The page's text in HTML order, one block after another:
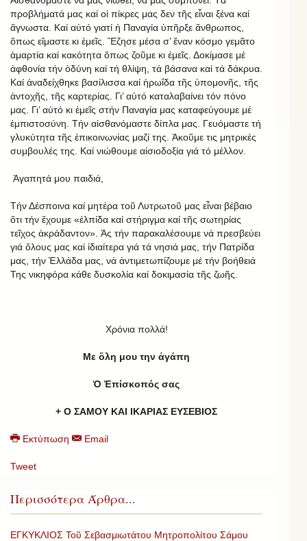
προβλήματά μας καί οἱ πίκρες μας δεν τῆς εἶναι ξένα καί
ἄγνωστα. Καί αὐτό γιατί ἡ Παναγία ὑπῆρξε ἄνθρωπος,
ὅπως εἴμαστε κι ἑμεῖς. Ἔζησε μέσα σ’ ἕναν κόσμο γεμᾶτο
ἁμαρτία καί κακότητα ὅπως ζοῦμε κι ἐμεῖς. Δοκίμασε μέ
ἀφθονία τήν ὀδύνη καί τή θλίψη, τά βάσανα καί τά δάκρυα.
Καί ἀναδείχθηκε βασίλισσα καί ἡρωΐδα τῆς ὑπομονῆς, τῆς
ἀντοχῆς, τῆς καρτερίας. Γι’ αὐτό καταλαβαίνει τόν πόνο
μας. Γι’ αὐτό κι ἐμεῖς στήν Παναγία μας καταφεύγουμε μέ
ἐμπιστοσύνη. Τήν αἰσθανόμαστε δίπλα μας. Γευόμαστε τή
γλυκύτητα τῆς ἐπικοινωνίας μαζί της. Ἀκοῦμε τις μητρικές
συμβουλές της. Καί νιώθουμε αἰσιοδοξία γιά τό μέλλον.
Ἀγαπητά μου παιδιά,
Τήν Δέσποινα καί μητέρα τοῦ Λυτρωτοῦ μας εἶναι βέβαιο
ὅτι τήν ἔχουμε «ἐλπίδα καί στήριγμα καί τῆς σωτηρίας
τεῖχος ἀκράδαντον». Ἀς τήν παρακαλέσουμε νά πρεσβεύει
γιά ὅλους μας καί ἰδιαίτερα γιά τά νησιά μας, τήν Πατρίδα
μας, τήν Ἑλλάδα μας, νά ἀντιμετωπίζουμε μέ τήν βοήθειά
Της νικηφόρα κάθε δυσκολία καί δοκιμασία τῆς ζωῆς.
Χρόνια πολλά!
Με ὅλη μου την ἀγάπη
Ὁ Ἐπίσκοπός σας
+ Ο ΣΑΜΟΥ ΚΑΙ ΙΚΑΡΙΑΣ ΕΥΣΕΒΙΟΣ
Εκτύπωση Email
Tweet
Περισσότερα Άρθρα...
ΕΓΚΥΚΛΙΟΣ Τοῦ Σεβασμιωτάτου Μητροπολίτου Σάμου